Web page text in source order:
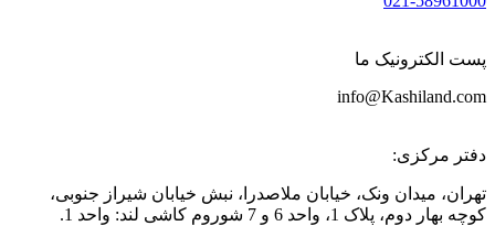
پست الکترونیک ما
info@Kashiland.com
دفتر مرکزی:
تهران، میدان ونک، خیابان ملاصدرا، نبش خیابان شیراز جنوبی،
کوچه بهار دوم، پلاک 1، واحد 6 و 7 شوروم کاشی لند: واحد 1.